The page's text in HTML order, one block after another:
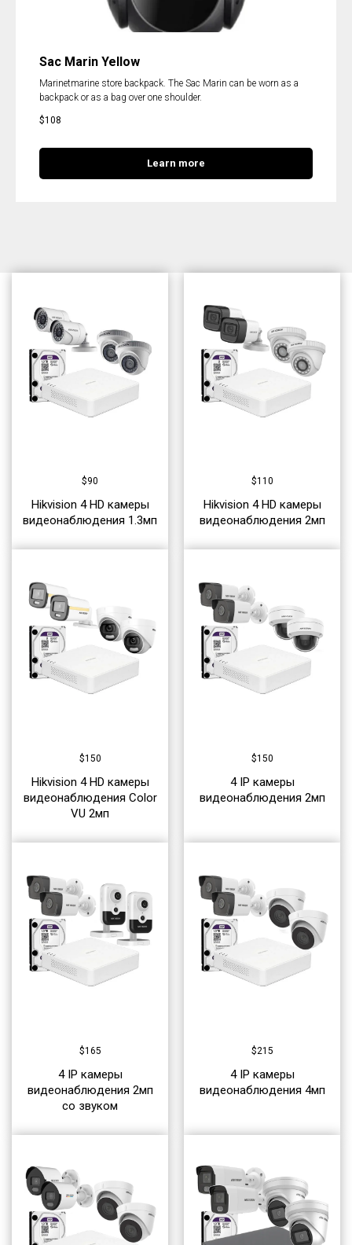
Sac Marin Yellow
Marinetmarine store backpack. The Sac Marin can be worn as a
backpack or as a bag over one shoulder.
$108
Learn more
$90
Hikvision 4 HD камеры
видеонаблюдения 1.3мп
$110
Hikvision 4 HD камеры
видеонаблюдения 2мп
$150
Hikvision 4 HD камеры
видеонаблюдения Color
VU 2мп
$150
4 IP камеры
видеонаблюдения 2мп
$165
4 IP камеры
видеонаблюдения 2мп
со звуком
$215
4 IP камеры
видеонаблюдения 4мп